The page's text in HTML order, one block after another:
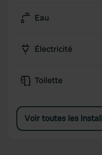
Eau
Électricité
Toilette
Voir toutes les